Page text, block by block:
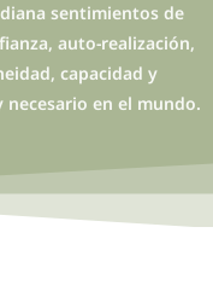
sentimientos de
auto-realización,
capacidad y
en el mundo.